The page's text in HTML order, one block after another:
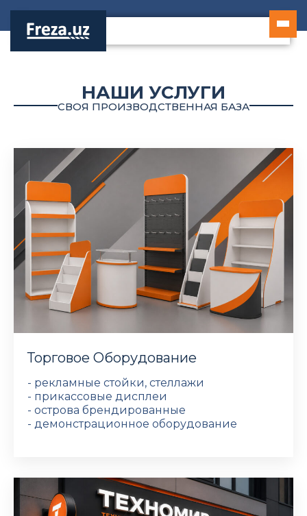
Перейти
НАШИ УСЛУГИ
СВОЯ ПРОИЗВОДСТВЕННАЯ БАЗА
Торговое Оборудование
- рекламные стойки, стеллажи
- прикассовые дисплеи
- острова брендированные
- демонстрационное оборудование